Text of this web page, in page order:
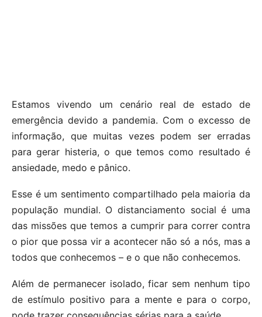
Estamos vivendo um cenário real de estado de
emergência devido a pandemia. Com o excesso de
informação, que muitas vezes podem ser erradas
para gerar histeria, o que temos como resultado é
ansiedade, medo e pânico.
Esse é um sentimento compartilhado pela maioria da
população mundial. O distanciamento social é uma
das missões que temos a cumprir para correr contra
o pior que possa vir a acontecer não só a nós, mas a
todos que conhecemos – e o que não conhecemos.
Além de permanecer isolado, ficar sem nenhum tipo
de estímulo positivo para a mente e para o corpo,